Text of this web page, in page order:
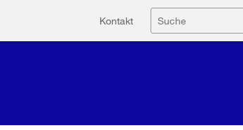
Hilfsnavigation
Kontakt Suche